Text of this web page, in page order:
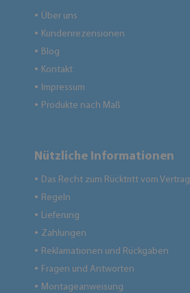
● Über uns
● Kundenrezensionen
● Blog
● Kontakt
● Impressum
● Produkte nach Maß
Nützliche Informationen
● Das Recht zum Rücktritt vom Vertrag
● Regeln
● Lieferung
● Zahlungen
● Reklamationen und Rückgaben
● Fragen und Antworten
● Montageanweisung